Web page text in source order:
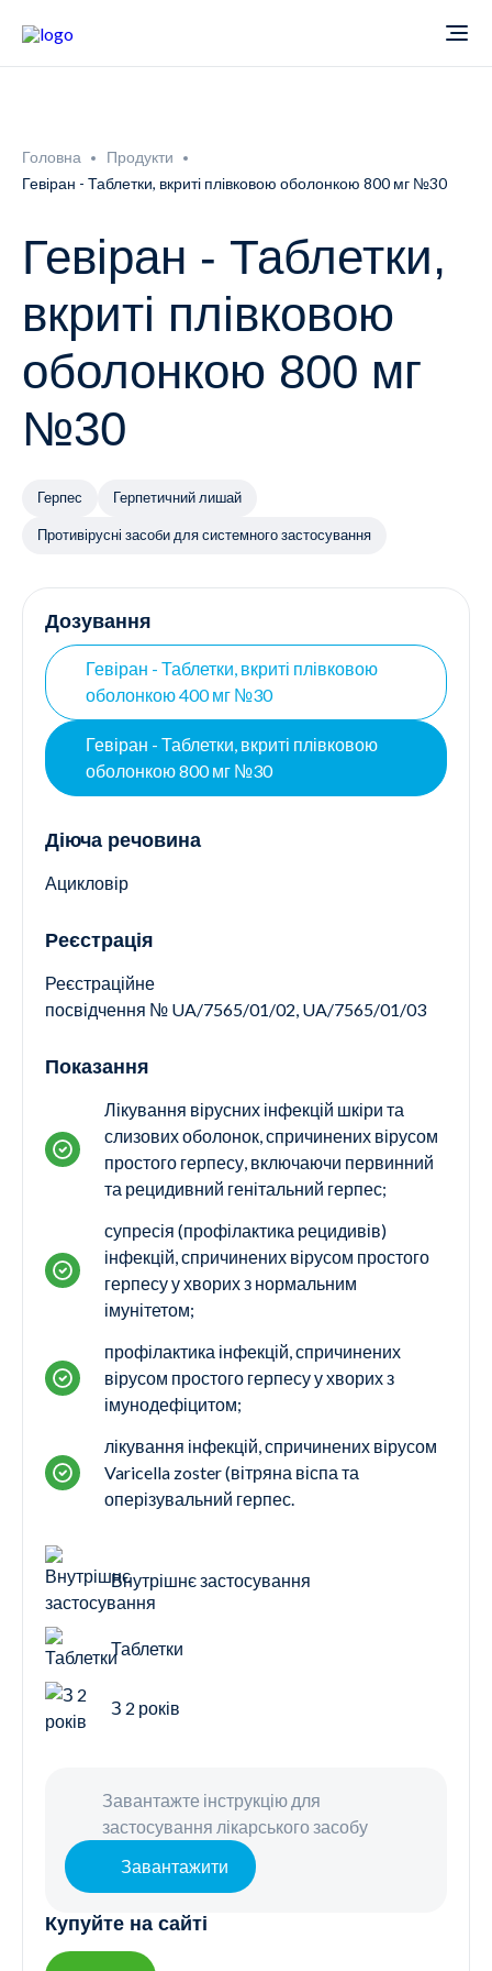
Новини
Кардіологія
Неврологія
Офтальмологія
Ендокринологія
Гінекологія
Дерматологія
Всі категорії
Всі продукти
Звіти
Фармаконагляд
Кар'єра
Контакти
Головна
Продукти
Гевіран - Таблетки, вкриті плівковою оболонкою 800 мг №30
Гевіран - Таблетки,
вкриті плівковою
оболонкою 800 мг
№30
Герпес Герпетичний лишай
Противірусні засоби для системного застосування
Дозування
Гевіран - Таблетки, вкриті плівковою
оболонкою 400 мг №30
Гевіран - Таблетки, вкриті плівковою
оболонкою 800 мг №30
Діюча речовина
Ацикловір
Реєстрація
Реєстраційне
посвідчення № UA/7565/01/02, UA/7565/01/03
Показання
Лікування вірусних інфекцій шкіри та
слизових оболонок, спричинених вірусом
простого герпесу, включаючи первинний
та рецидивний генітальний герпес;
супресія (профілактика рецидивів)
інфекцій, спричинених вірусом простого
герпесу у хворих з нормальним
імунітетом;
профілактика інфекцій, спричинених
вірусом простого герпесу у хворих з
імунодефіцитом;
лікування інфекцій, спричинених вірусом
Varicella zoster (вітряна віспа та
оперізувальний герпес.
Внутрішнє застосування
Таблетки
З 2 років
Завантажте інструкцію для
застосування лікарського засобу
Завантажити
Купуйте на сайті